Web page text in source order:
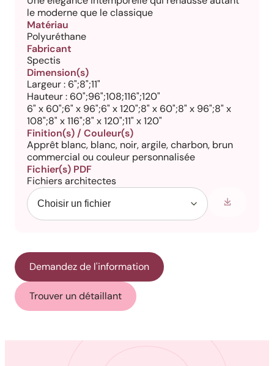
le moderne que le classique
Matériau
Polyuréthane
Fabricant
Spectis
Dimension(s)
Largeur : 6";8";11"
Hauteur : 60";96";108;116";120"
6" x 60";6" x 96";6" x 120";8" x 60";8" x 96";8" x
108";8" x 116";8" x 120";11" x 120"
Finition(s) / Couleur(s)
Apprêt blanc, blanc, noir, argile, charbon, brun
commercial ou couleur personnalisée
Fichier(s) PDF
Fichiers architectes
Demandez de l'information
Trouver un détaillant